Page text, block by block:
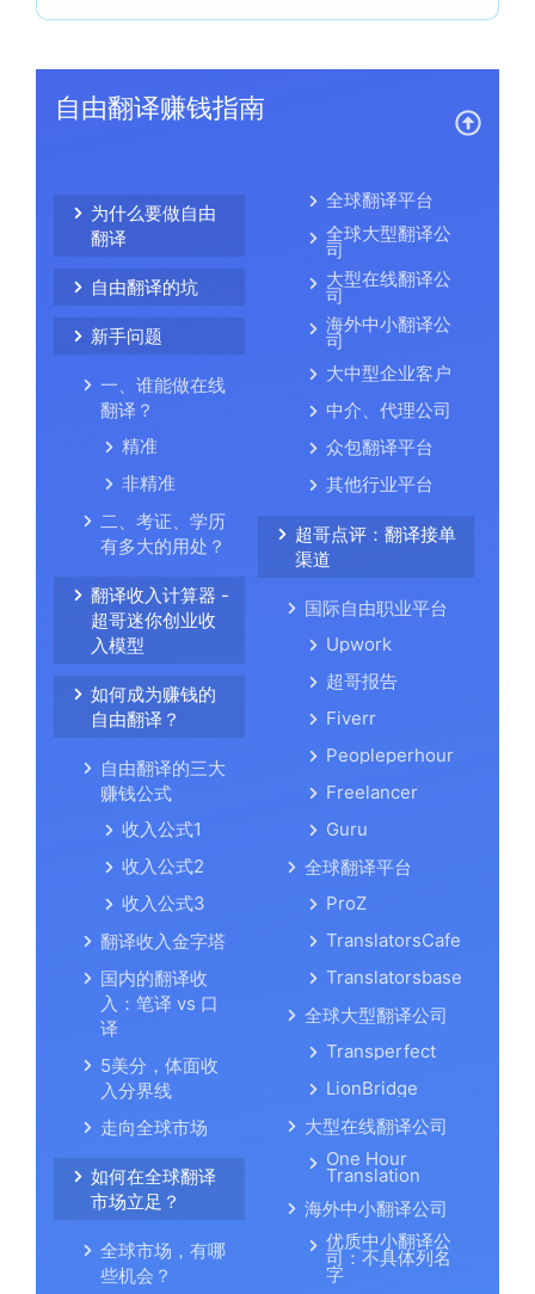
自由翻译赚钱指南
为什么要做自由
翻译
自由翻译的坑
新手问题
一、谁能做在线
翻译？
精准
非精准
二、考证、学历
有多大的用处？
翻译收入计算器 -
超哥迷你创业收
入模型
如何成为赚钱的
自由翻译？
自由翻译的三大
赚钱公式
收入公式1
收入公式2
收入公式3
翻译收入金字塔
国内的翻译收
入：笔译 vs 口
译
5美分，体面收
入分界线
走向全球市场
如何在全球翻译
市场立足？
全球市场，有哪
些机会？
全球翻译平台
全球大型翻译公
司
大型在线翻译公
司
海外中小翻译公
司
大中型企业客户
中介、代理公司
众包翻译平台
其他行业平台
超哥点评：翻译接单
渠道
国际自由职业平台
Upwork
超哥报告
Fiverr
Peopleperhour
Freelancer
Guru
全球翻译平台
ProZ
TranslatorsCafe
Translatorsbase
全球大型翻译公司
Transperfect
LionBridge
大型在线翻译公司
One Hour
Translation
海外中小翻译公司
优质中小翻译公
司：不具体列名
字